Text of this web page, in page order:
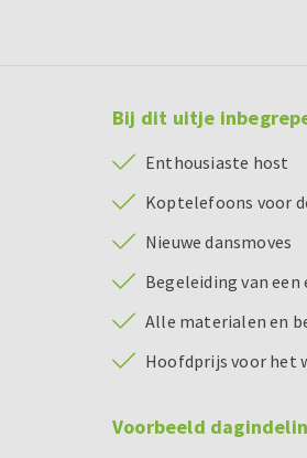
Bij dit uitje
Enthousiaste host
Koptelefoons voor
Nieuwe dansmoves
Begeleiding van
Alle materialen en
Hoofdprijs voor het
Voorbeeld